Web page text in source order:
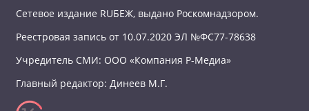
Сетевое издание RUБЕЖ, выдано Роскомнадзором.
Реестровая запись от 10.07.2020 ЭЛ №ФС77-78638
Учредитель СМИ: ООО «Компания Р-Медиа»
Главный редактор: Динеев М.Г.